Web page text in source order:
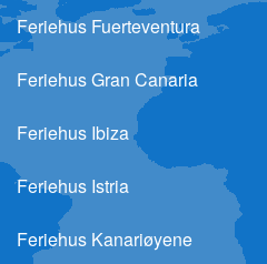
Feriehus Fuerteventura
Feriehus Gran Canaria
Feriehus Ibiza
Feriehus Istria
Feriehus Kanariøyene